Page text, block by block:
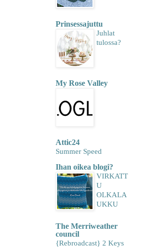
Prinsessajuttu
Juhlat
tulossa?
My Rose Valley
Attic24
Summer Speed
Ihan oikea blogi?
VIRKATT
U
OLKALA
UKKU
The Merriweather
council
{Rebroadcast} 2 Keys